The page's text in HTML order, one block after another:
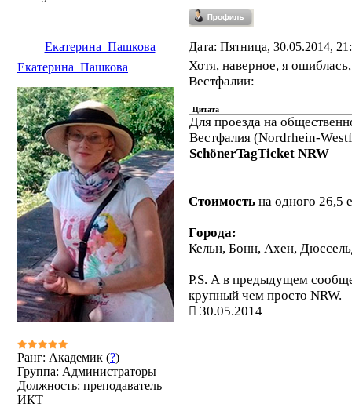
Екатерина_Пашкова
Дата: Пятница, 30.05.2014,
Екатерина_Пашкова
Ранг: Академик (?)
Группа: Администраторы
Должность: преподаватель
ИКТ
Хотя, наверное, я
Вестфалии:
Цитата
Для проезда на
Вестфалия (Nordrhein-
SchönerTagTicket NRW
Стоимость на одного 26,5
Города:
Кельн, Бонн, Ахен,
P.S. А в предыдущем
крупный чем просто NRW.
30.05.2014